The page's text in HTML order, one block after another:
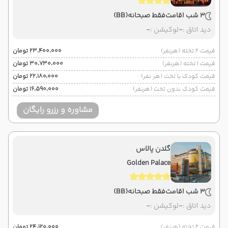
3 شب اقامت فقط صبحانه(BB)
دید اتاق :-لوکیشن :-
قیمت 2 تخته (هرنفر)
۲۳٬۴۰۰٬۰۰۰ تومان
قیمت 1 تخته (هرنفر)
۳۰٬۷۳۰٬۰۰۰ تومان
قیمت کودک با تخت (هر نفر)
۲۲٬۱۸۰٬۰۰۰ تومان
قیمت کودک بدون تخت (هرنفر)
۱۶٬۵۹۰٬۰۰۰ تومان
مشاوره و رزرو رایگان
گلدن پالاس
Golden Palace
3 شب اقامت فقط صبحانه(BB)
دید اتاق :-لوکیشن :-